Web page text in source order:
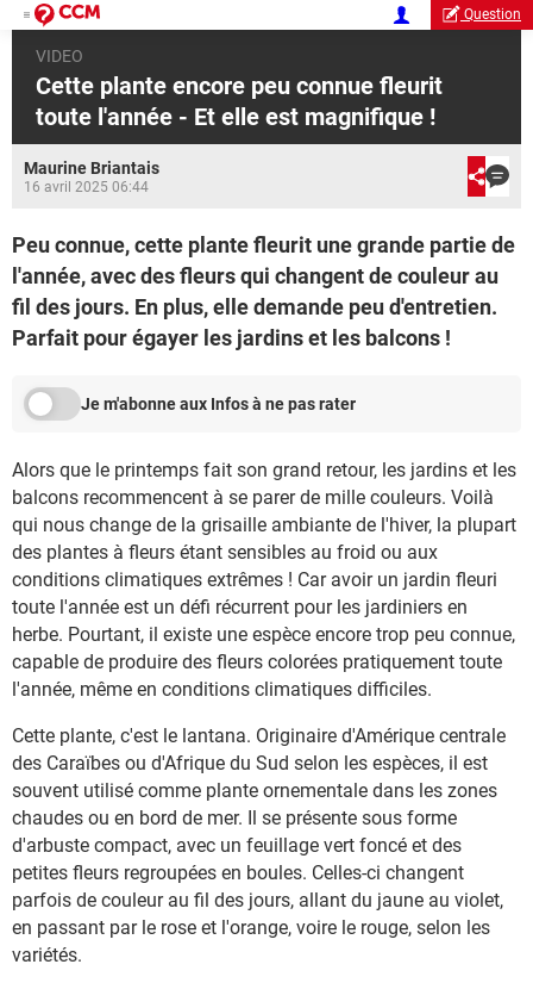
Question
VIDEO
Cette plante encore peu connue fleurit
toute l'année - Et elle est magnifique !
Maurine Briantais
16 avril 2025 06:44
Peu connue, cette plante fleurit une grande partie de
l'année, avec des fleurs qui changent de couleur au
fil des jours. En plus, elle demande peu d'entretien.
Parfait pour égayer les jardins et les balcons !
Je m'abonne aux Infos à ne pas rater
Alors que le printemps fait son grand retour, les jardins et les
balcons recommencent à se parer de mille couleurs. Voilà
qui nous change de la grisaille ambiante de l'hiver, la plupart
des plantes à fleurs étant sensibles au froid ou aux
conditions climatiques extrêmes ! Car avoir un jardin fleuri
toute l'année est un défi récurrent pour les jardiniers en
herbe. Pourtant, il existe une espèce encore trop peu connue,
capable de produire des fleurs colorées pratiquement toute
l'année, même en conditions climatiques difficiles.
Cette plante, c'est le lantana. Originaire d'Amérique centrale
des Caraïbes ou d'Afrique du Sud selon les espèces, il est
souvent utilisé comme plante ornementale dans les zones
chaudes ou en bord de mer. Il se présente sous forme
d'arbuste compact, avec un feuillage vert foncé et des
petites fleurs regroupées en boules. Celles-ci changent
parfois de couleur au fil des jours, allant du jaune au violet,
en passant par le rose et l'orange, voire le rouge, selon les
variétés.